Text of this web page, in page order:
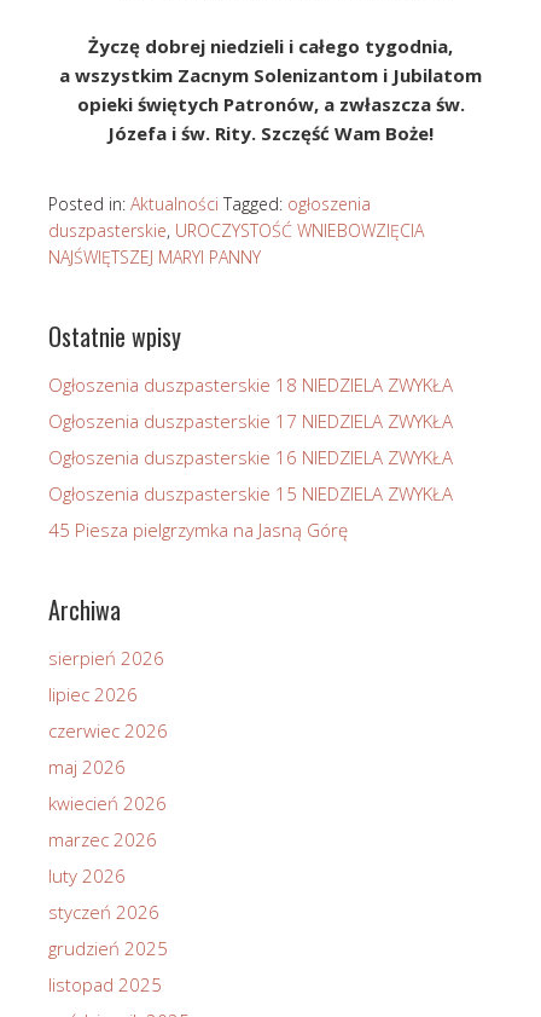
Życzę dobrej niedzieli i całego tygodnia,
a wszystkim Zacnym Solenizantom i Jubilatom
opieki świętych Patronów, a zwłaszcza św.
Józefa i św. Rity. Szczęść Wam Boże!
Posted in: Aktualności Tagged: ogłoszenia
duszpasterskie, UROCZYSTOŚĆ WNIEBOWZIĘCIA
NAJŚWIĘTSZEJ MARYI PANNY
Ostatnie wpisy
Ogłoszenia duszpasterskie 18 NIEDZIELA ZWYKŁA
Ogłoszenia duszpasterskie 17 NIEDZIELA ZWYKŁA
Ogłoszenia duszpasterskie 16 NIEDZIELA ZWYKŁA
Ogłoszenia duszpasterskie 15 NIEDZIELA ZWYKŁA
45 Piesza pielgrzymka na Jasną Górę
Archiwa
sierpień 2026
lipiec 2026
czerwiec 2026
maj 2026
kwiecień 2026
marzec 2026
luty 2026
styczeń 2026
grudzień 2025
listopad 2025